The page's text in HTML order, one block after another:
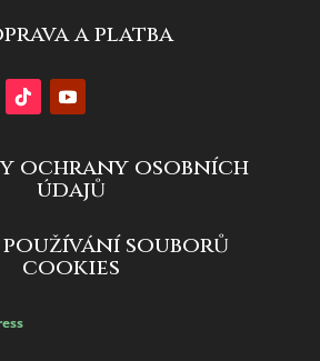
a platba
ochrany osobních
údajů
souborů
cookies